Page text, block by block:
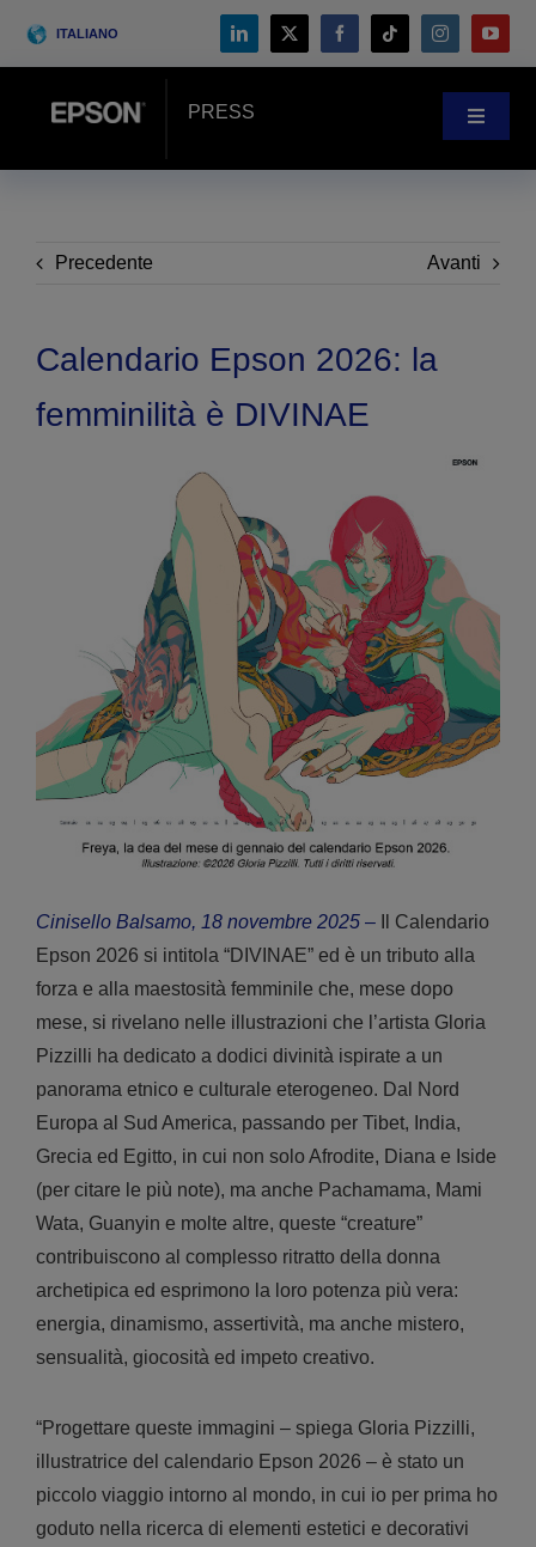
ITALIANO
PRESS
Toggle
CASE HISTORY
Eventi
Precedente Avanti
Calendario Epson 2026: la
femminilità è DIVINAE
Cinisello Balsamo, 18 novembre 2025 –Il Calendario
Epson 2026 si intitola “DIVINAE” ed è un tributo alla
forza e alla maestosità femminile che, mese dopo
mese, si rivelano nelle illustrazioni che l’artista Gloria
Pizzilli ha dedicato a dodici divinità ispirate a un
panorama etnico e culturale eterogeneo. Dal Nord
Europa al Sud America, passando per Tibet, India,
Grecia ed Egitto, in cui non solo Afrodite, Diana e Iside
(per citare le più note), ma anche Pachamama, Mami
Wata, Guanyin e molte altre, queste “creature”
contribuiscono al complesso ritratto della donna
archetipica ed esprimono la loro potenza più vera:
energia, dinamismo, assertività, ma anche mistero,
sensualità, giocosità ed impeto creativo.
“Progettare queste immagini – spiega Gloria Pizzilli,
illustratrice del calendario Epson 2026 – è stato un
piccolo viaggio intorno al mondo, in cui io per prima ho
goduto nella ricerca di elementi estetici e decorativi